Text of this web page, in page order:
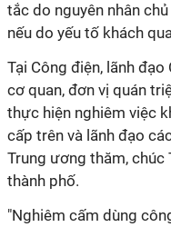
tắc do nguyên nhân
nếu do yếu tố khách
Tại Công điện, lãnh
cơ quan, đơn vị quán
thực hiện nghiêm việc
cấp trên và lãnh đạo
Trung ương thăm, chúc
thành phố.
"Nghiêm cấm dùng